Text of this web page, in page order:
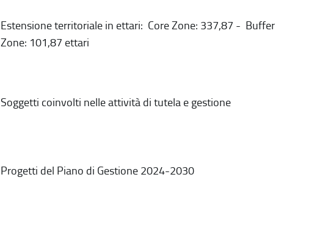
Estensione territoriale in ettari: Core Zone: 337,87 - Buffer
Zone: 101,87 ettari
Soggetti coinvolti nelle attività di tutela e gestione
Progetti del Piano di Gestione 2024-2030